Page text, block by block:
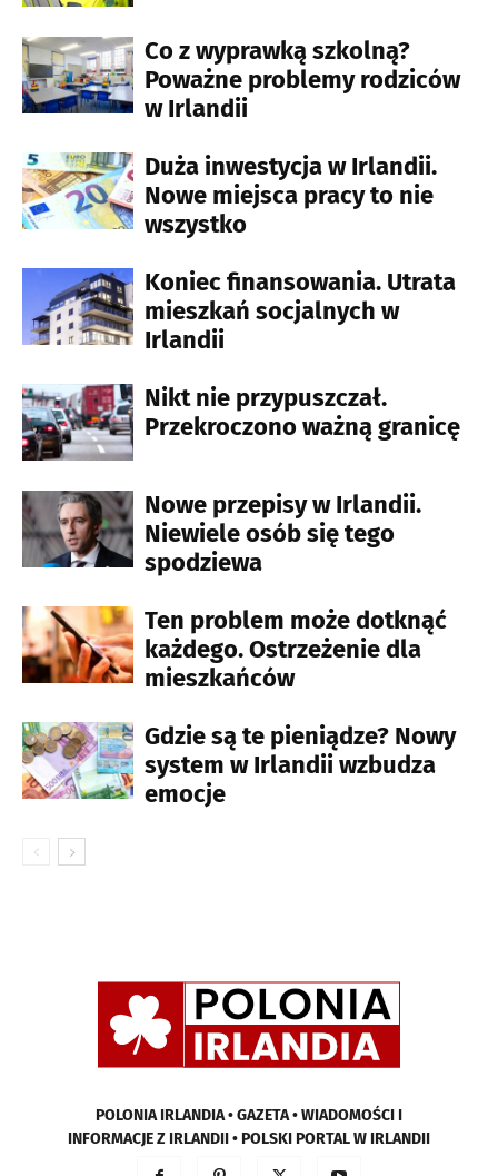
Co z wyprawką szkolną?
Poważne problemy rodziców
w Irlandii
Duża inwestycja w Irlandii.
Nowe miejsca pracy to nie
wszystko
Koniec finansowania. Utrata
mieszkań socjalnych w
Irlandii
Nikt nie przypuszczał.
Przekroczono ważną granicę
Nowe przepisy w Irlandii.
Niewiele osób się tego
spodziewa
Ten problem może dotknąć
każdego. Ostrzeżenie dla
mieszkańców
Gdzie są te pieniądze? Nowy
system w Irlandii wzbudza
emocje
POLONIA IRLANDIA • GAZETA • WIADOMOŚCI I
INFORMACJE Z IRLANDII • POLSKI PORTAL W IRLANDII